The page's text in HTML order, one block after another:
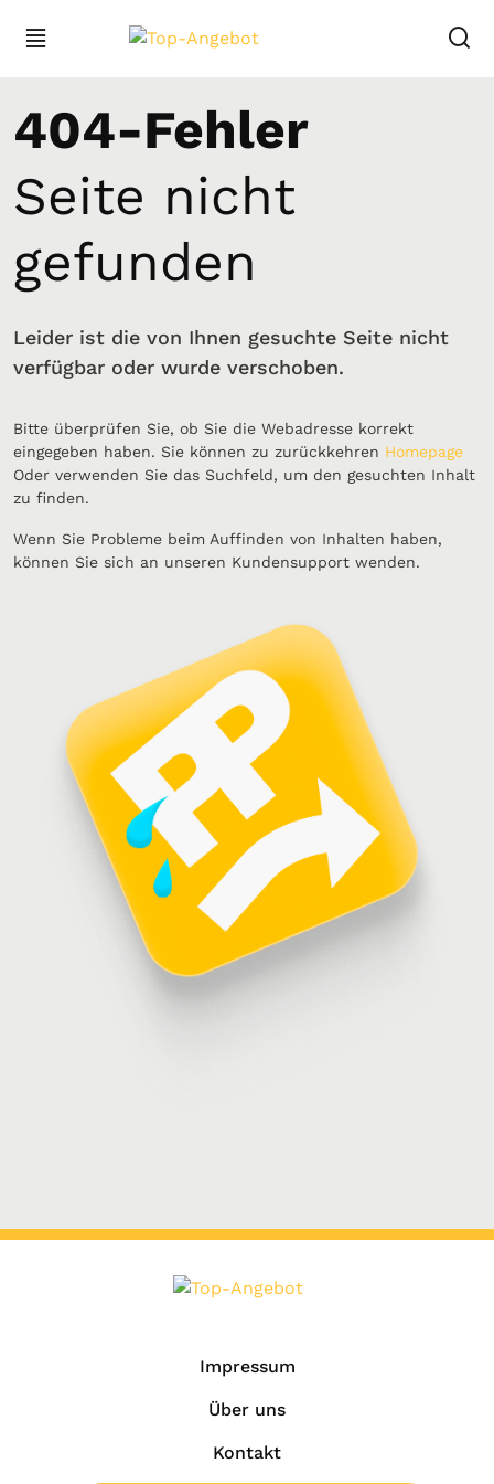
404-Fehler
Seite nicht
gefunden
Leider ist die von Ihnen gesuchte Seite nicht
verfügbar oder wurde verschoben.
Bitte überprüfen Sie, ob Sie die Webadresse korrekt
eingegeben haben. Sie können zu zurückkehren Homepage
Oder verwenden Sie das Suchfeld, um den gesuchten Inhalt
zu finden.
Wenn Sie Probleme beim Auffinden von Inhalten haben,
können Sie sich an unseren Kundensupport wenden.
Impressum
Über uns
Kontakt